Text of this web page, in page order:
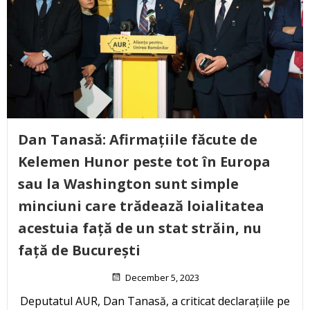
Dan Tanasă: Afirmațiile făcute de
Kelemen Hunor peste tot în Europa
sau la Washington sunt simple
minciuni care trădează loialitatea
acestuia față de un stat străin, nu
față de București
December 5, 2023
Deputatul AUR, Dan Tanasă, a criticat declarațiile pe